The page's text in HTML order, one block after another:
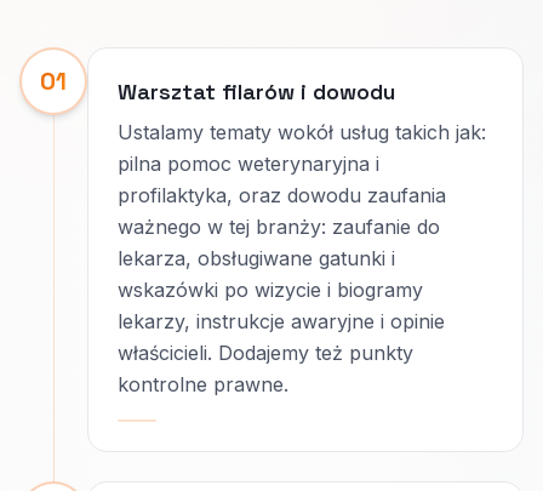
01 Warsztat filarów i dowodu
Ustalamy tematy wokół usług takich jak:
pilna pomoc weterynaryjna i
profilaktyka, oraz dowodu zaufania
ważnego w tej branży: zaufanie do
lekarza, obsługiwane gatunki i
wskazówki po wizycie i biogramy
lekarzy, instrukcje awaryjne i opinie
właścicieli. Dodajemy też punkty
kontrolne prawne.